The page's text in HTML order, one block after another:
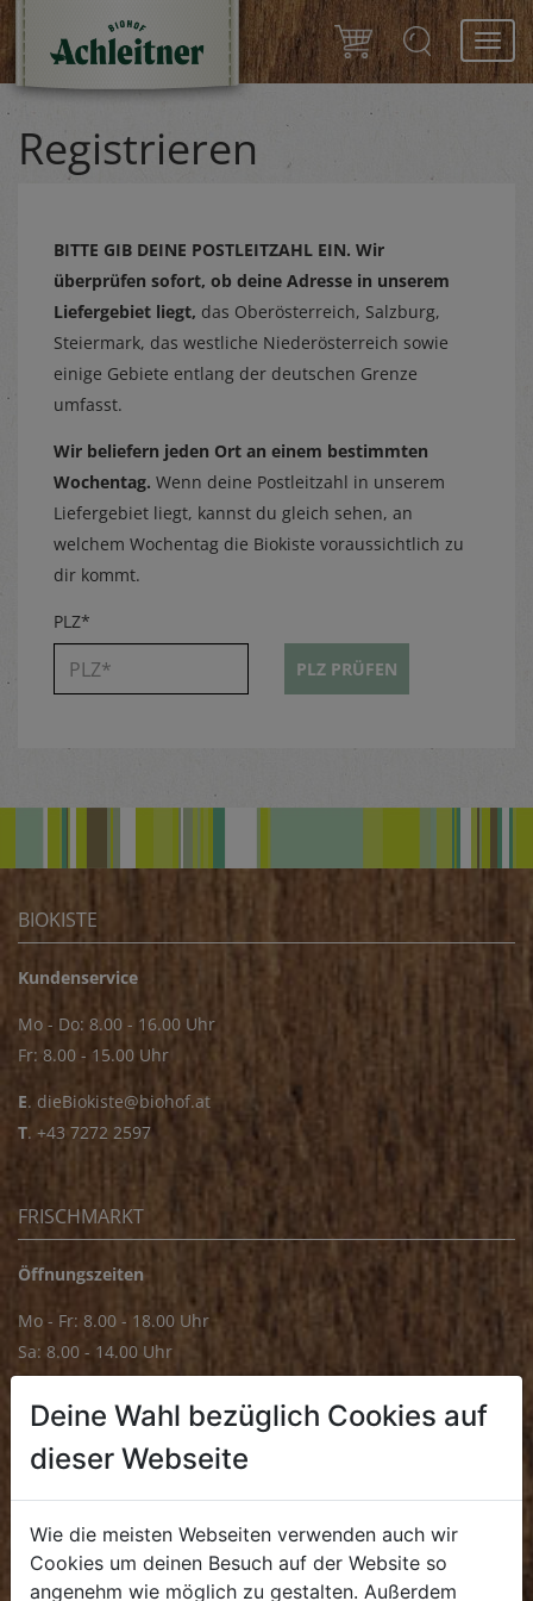
Registrieren
BITTE GIB DEINE POSTLEITZAHL EIN. Wir
überprüfen sofort, ob deine Adresse in unserem
Liefergebiet liegt, das Oberösterreich, Salzburg,
Steiermark, das westliche Niederösterreich sowie
einige Gebiete entlang der deutschen Grenze
umfasst.
Wir beliefern jeden Ort an einem bestimmten
Wochentag. Wenn deine Postleitzahl in unserem
Liefergebiet liegt, kannst du gleich sehen, an
welchem Wochentag die Biokiste voraussichtlich zu
dir kommt.
PLZ*
PLZ PRÜFEN
BIOKISTE
Kundenservice
Mo - Do: 8.00 - 16.00 Uhr
Fr: 8.00 - 15.00 Uhr
E. dieBiokiste@biohof.at
T. +43 7272 2597
FRISCHMARKT
Öffnungszeiten
Mo - Fr: 8.00 - 18.00 Uhr
Sa: 8.00 - 14.00 Uhr
Mo - Fr: 8.00 - 16.00 Uhr
. +43 7272 4859 70
Deine Wahl bezüglich Cookies auf
dieser Webseite
Wie die meisten Webseiten verwenden auch wir
Cookies um deinen Besuch auf der Website so
angenehm wie möglich zu gestalten. Außerdem